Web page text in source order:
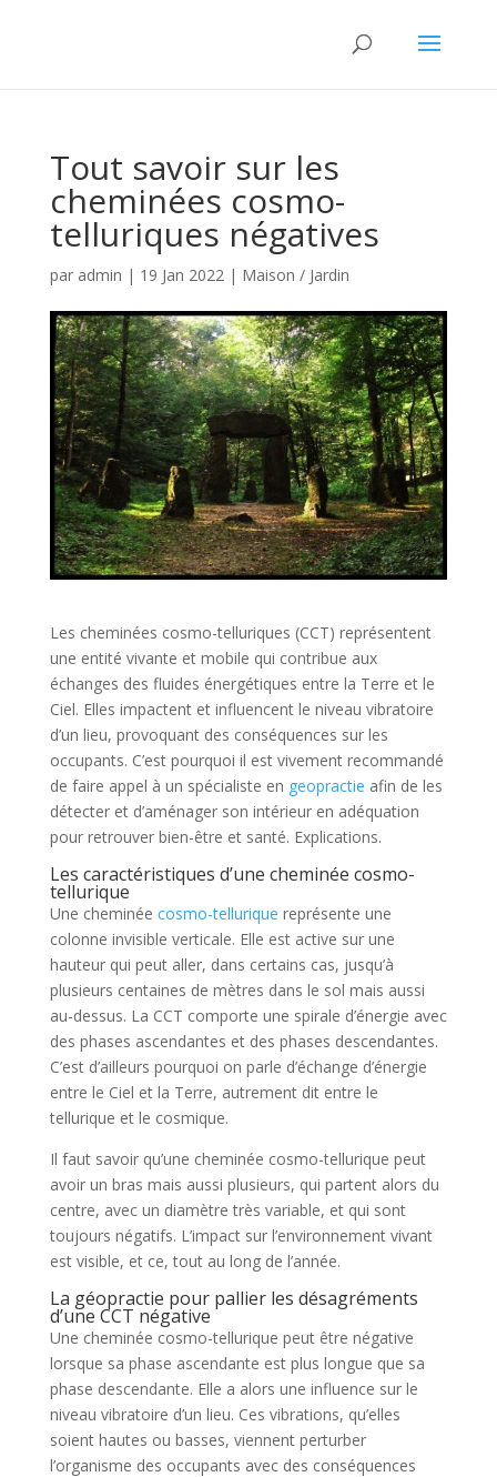
Tout savoir sur les
cheminées cosmo-
telluriques négatives
par admin | 19 Jan 2022| Maison / Jardin
Les cheminées cosmo-telluriques (CCT) représentent
une entité vivante et mobile qui contribue aux
échanges des fluides énergétiques entre la Terre et le
Ciel. Elles impactent et influencent le niveau vibratoire
d’un lieu, provoquant des conséquences sur les
occupants. C’est pourquoi il est vivement recommandé
de faire appel à un spécialiste en geopractie afin de les
détecter et d’aménager son intérieur en adéquation
pour retrouver bien-être et santé. Explications.
Les caractéristiques d’une cheminée cosmo-
tellurique
Une cheminée cosmo-tellurique représente une
colonne invisible verticale. Elle est active sur une
hauteur qui peut aller, dans certains cas, jusqu’à
plusieurs centaines de mètres dans le sol mais aussi
au-dessus. La CCT comporte une spirale d’énergie avec
des phases ascendantes et des phases descendantes.
C’est d’ailleurs pourquoi on parle d’échange d’énergie
entre le Ciel et la Terre, autrement dit entre le
tellurique et le cosmique.
Il faut savoir qu’une cheminée cosmo-tellurique peut
avoir un bras mais aussi plusieurs, qui partent alors du
centre, avec un diamètre très variable, et qui sont
toujours négatifs. L’impact sur l’environnement vivant
est visible, et ce, tout au long de l’année.
La géopractie pour pallier les désagréments
d’une CCT négative
Une cheminée cosmo-tellurique peut être négative
lorsque sa phase ascendante est plus longue que sa
phase descendante. Elle a alors une influence sur le
niveau vibratoire d’un lieu. Ces vibrations, qu’elles
soient hautes ou basses, viennent perturber
l’organisme des occupants avec des conséquences